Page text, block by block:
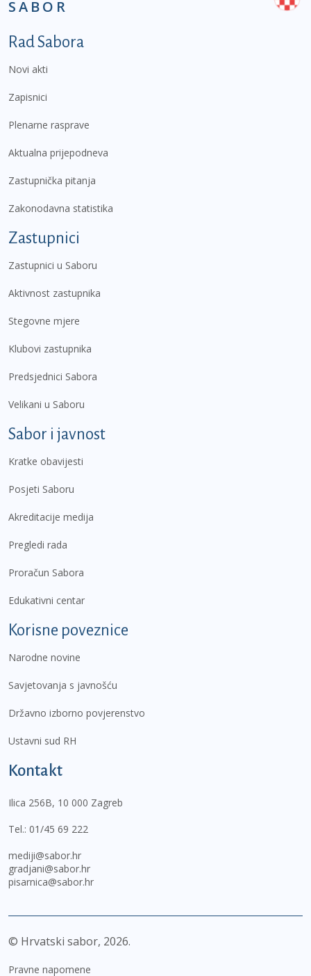
SABOR
Podnožje prvi izbornik
Rad Sabora
Novi akti
Zapisnici
Plenarne rasprave
Aktualna prijepodneva
Zastupnička pitanja
Zakonodavna statistika
Zastupnici
Zastupnici u Saboru
Aktivnost zastupnika
Stegovne mjere
Klubovi zastupnika
Predsjednici Sabora
Velikani u Saboru
Sabor i javnost
Kratke obavijesti
Posjeti Saboru
Akreditacije medija
Pregledi rada
Proračun Sabora
Edukativni centar
Korisne poveznice
Narodne novine
Savjetovanja s javnošću
Državno izborno povjerenstvo
Ustavni sud RH
Kontakt
Ilica 256B, 10 000 Zagreb
Tel.: 01/45 69 222
mediji@sabor.hr
gradjani@sabor.hr
pisarnica@sabor.hr
© Hrvatski sabor, 2026
Pravne napomene